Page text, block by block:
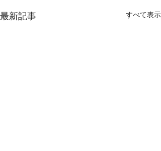
最新記事 すべて表示